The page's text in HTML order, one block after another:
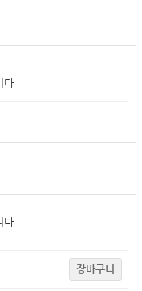
다
다
장바구니